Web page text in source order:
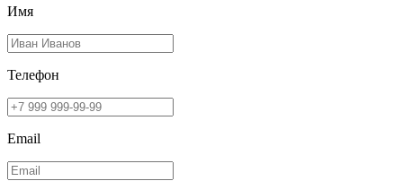
Имя
Телефон
Email